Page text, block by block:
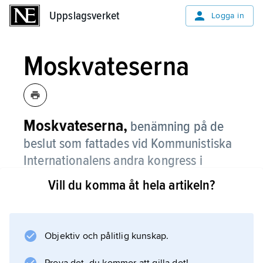
Uppslagsverket Logga in
Moskvateserna
Moskvateserna, benämning på de
beslut som fattades vid Kommunistiska
Internationalens andra kongress i
Moskva 1920.
arbetet och i 21 punkter preciserade de
Vill du komma åt hela artikeln?
Objektiv och pålitlig kunskap.